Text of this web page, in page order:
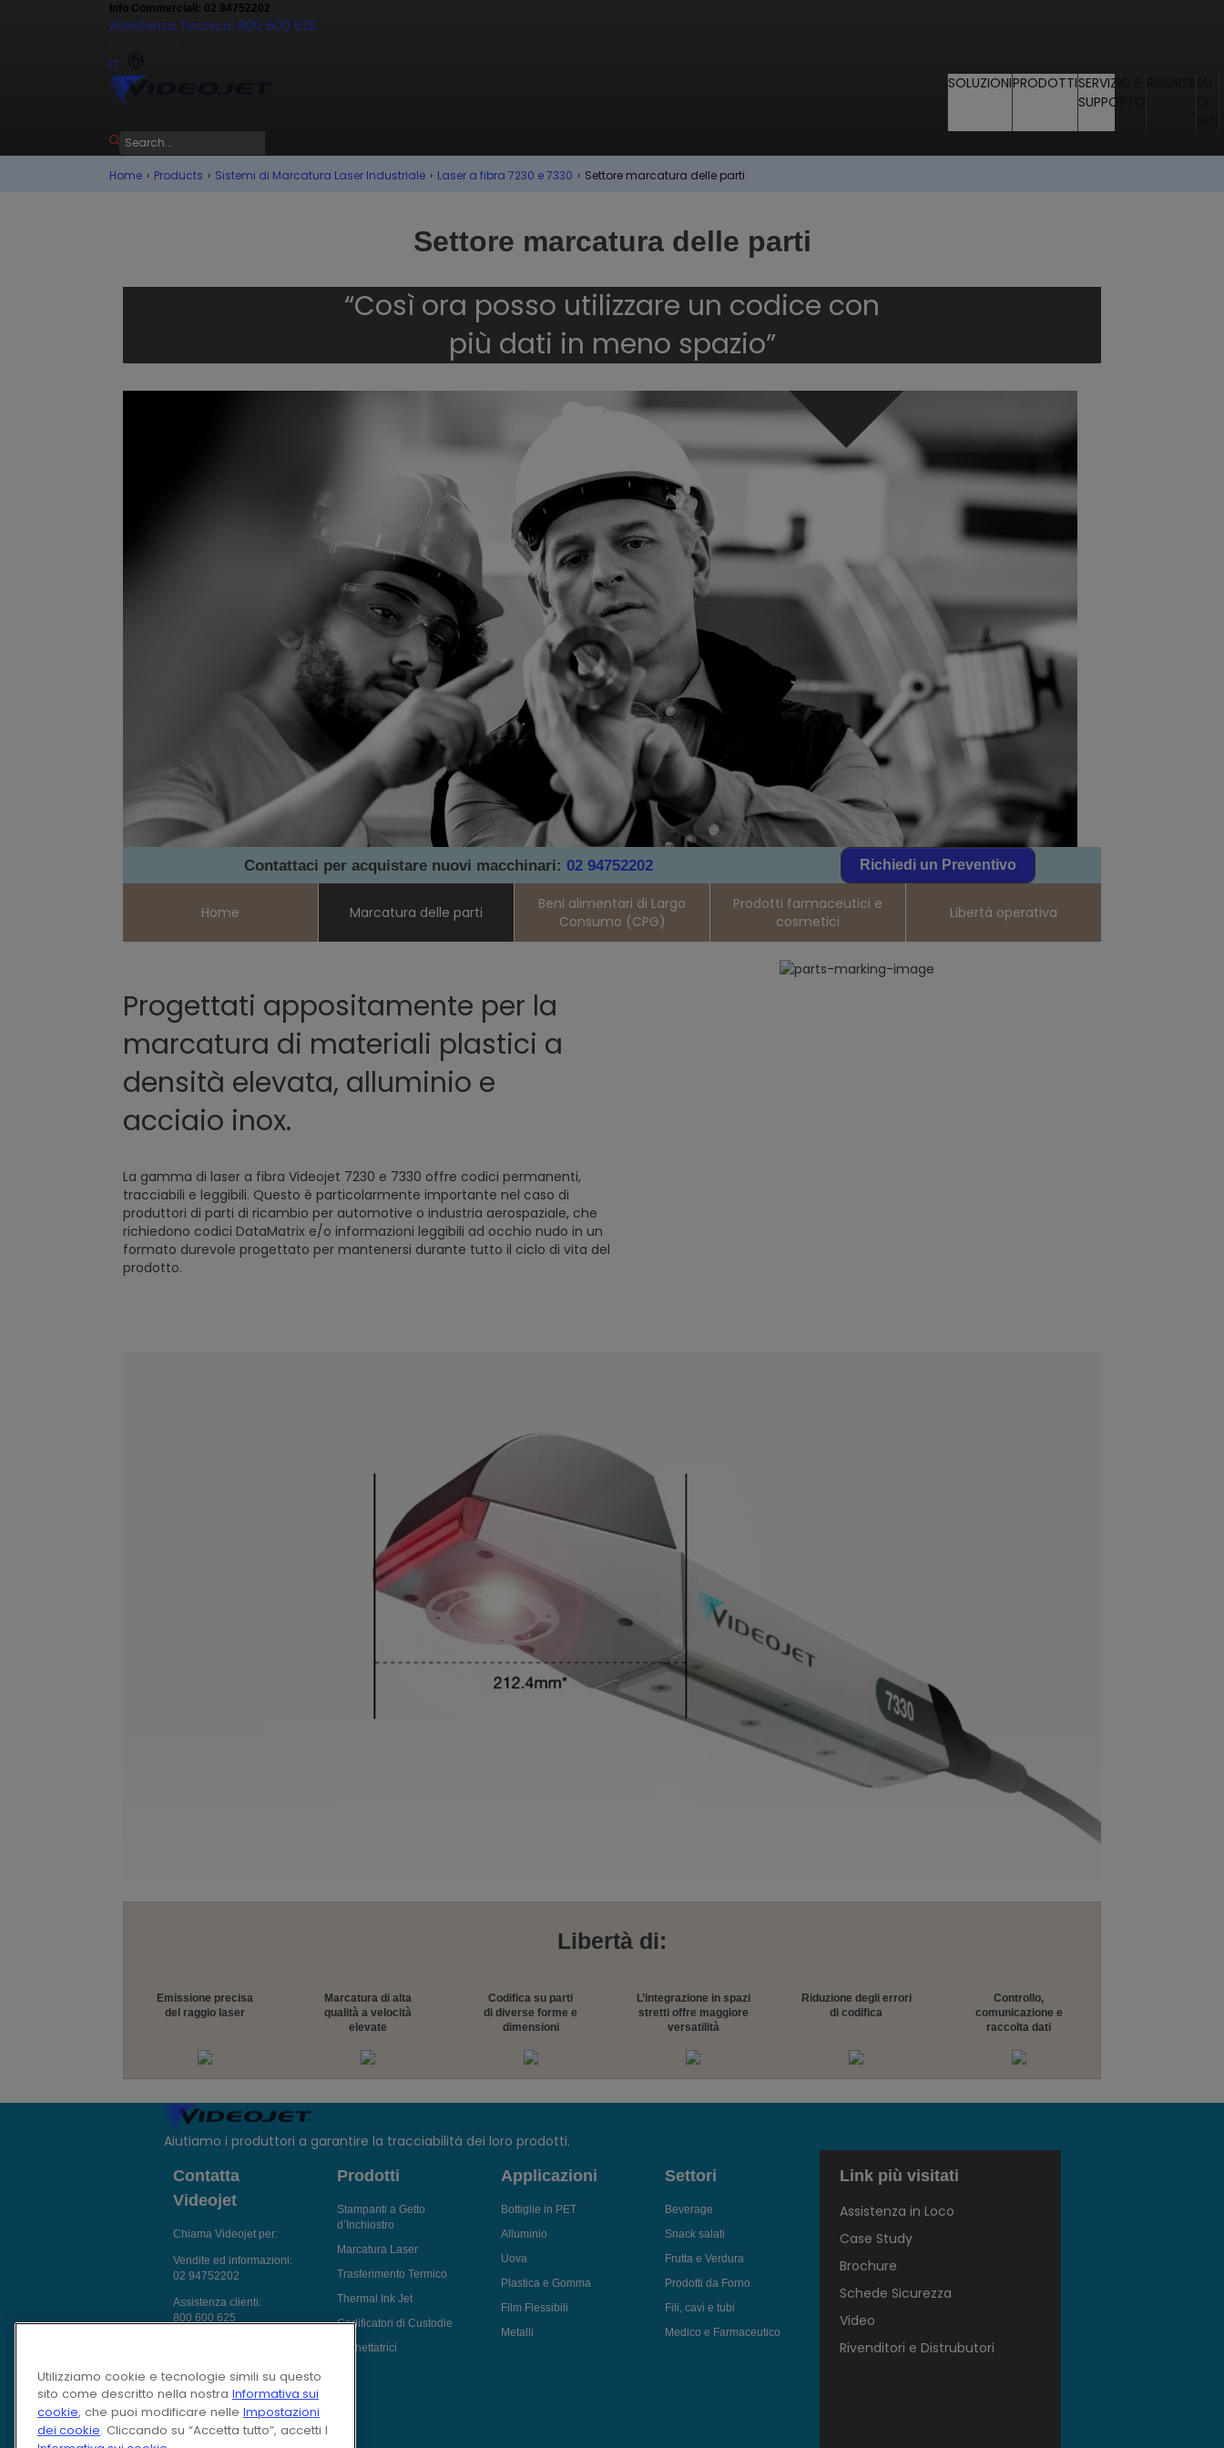
Info Commerciali: 02 94752202
Assistenza Tecnica: 800 600 625
IT
SOLUZIONIPRODOTTISERVIZIO E
SUPPORTO
Home › Products › Sistemi di Marcatura Laser Industriale › Laser a fibra 7230 e 7330 › Settore marcatura delle parti
Settore marcatura delle parti
“Così ora posso utilizzare un codice con
più dati in meno spazio”
Contattaci per acquistare nuovi macchinari: 02 94752202 Richiedi un Preventivo
Home Marcatura delle parti
Beni alimentari di Largo
Consumo (CPG)
Prodotti farmaceutici e
cosmetici
Libertà operativa
Progettati appositamente per la
marcatura di materiali plastici a
densità elevata, alluminio e
acciaio inox.
La gamma di laser a fibra Videojet 7230 e 7330 offre codici permanenti,
tracciabili e leggibili. Questo è particolarmente importante nel caso di
produttori di parti di ricambio per automotive o industria aerospaziale, che
richiedono codici DataMatrix e/o informazioni leggibili ad occhio nudo in un
formato durevole progettato per mantenersi durante tutto il ciclo di vita del
prodotto.
Libertà di:
Emissione precisa
del raggio laser
Marcatura di alta
qualità a velocità
elevate
Codifica su parti
di diverse forme e
dimensioni
L’integrazione in spazi
stretti offre maggiore
versatilità
Riduzione degli errori
di codifica
Controllo,
comunicazione e
raccolta dati
Aiutiamo i produttori a garantire la tracciabilità dei loro prodotti.
Contatta
Videojet
Chiama Videojet per:
Vendite ed informazioni:
02 94752202
Assistenza clienti:
800 600 625
inviaci una richiesta
Follow Us On
Prodotti
Stampanti a Getto
d’Inchiostro
Marcatura Laser
Trasferimento Termico
Thermal Ink Jet
Codificatori di Custodie
Etichettatrici
Applicazioni
Bottiglie in PET
Alluminio
Uova
Plastica e Gomma
Film Flessibili
Metalli
Settori
Beverage
Snack salati
Frutta e Verdura
Prodotti da Forno
Fili, cavi e tubi
Medico e Farmaceutico
Link più visitati
Assistenza in Loco
Case Study
Brochure
Schede Sicurezza
Video
Rivenditori e Distrubutori
Utilizziamo cookie e tecnologie simili su questo
sito come descritto nella nostra Informativa sui
cookie, che puoi modificare nelle Impostazioni
dei cookie. Cliccando su “Accetta tutto”, accetti l